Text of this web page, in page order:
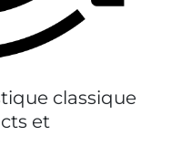
classique
et